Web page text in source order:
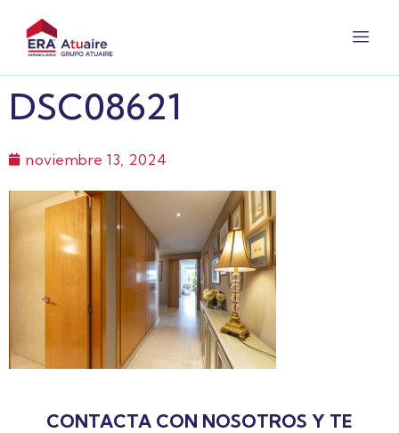
DSC08621
noviembre 13, 2024
CONTACTA CON NOSOTROS Y TE